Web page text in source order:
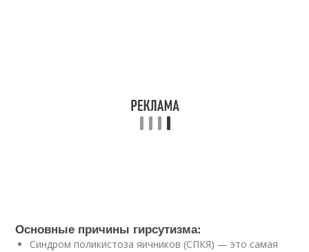
Основные причины гирсутизма:
Синдром поликистоза яичников (СПКЯ) — это самая